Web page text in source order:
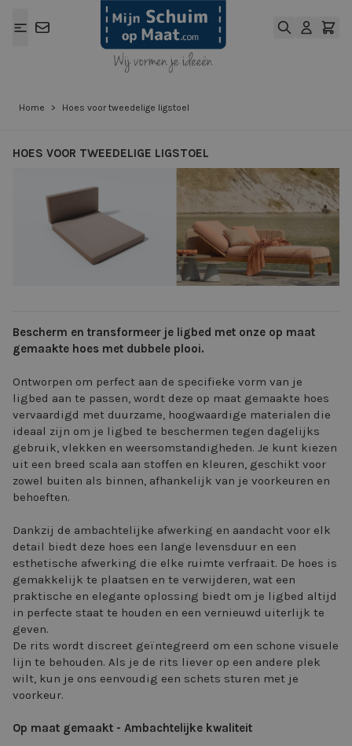
Home > Hoes voor tweedelige ligstoel
HOES VOOR TWEEDELIGE LIGSTOEL
View larger
Bescherm en transformeer je ligbed met onze op maat
gemaakte hoes met dubbele plooi.
Ontworpen om perfect aan de specifieke vorm van je
ligbed aan te passen, wordt deze op maat gemaakte hoes
vervaardigd met duurzame, hoogwaardige materialen die
ideaal zijn om je ligbed te beschermen tegen dagelijks
gebruik, vlekken en weersomstandigheden. Je kunt kiezen
uit een breed scala aan stoffen en kleuren, geschikt voor
zowel buiten als binnen, afhankelijk van je voorkeuren en
behoeften.
Dankzij de ambachtelijke afwerking en aandacht voor elk
detail biedt deze hoes een lange levensduur en een
esthetische afwerking die elke ruimte verfraait. De hoes is
gemakkelijk te plaatsen en te verwijderen, wat een
praktische en elegante oplossing biedt om je ligbed altijd
in perfecte staat te houden en een vernieuwd uiterlijk te
geven.
De rits wordt discreet geïntegreerd om een schone visuele
lijn te behouden. Als je de rits liever op een andere plek
wilt, kun je ons eenvoudig een schets sturen met je
voorkeur.
Op maat gemaakt - Ambachtelijke kwaliteit